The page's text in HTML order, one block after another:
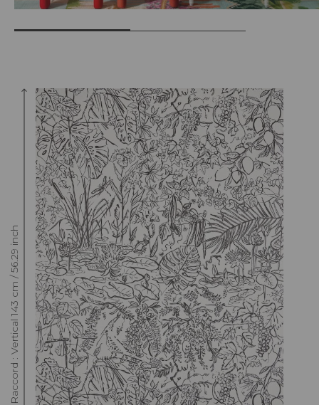
Raccord : Vertical 143 cm / 56.29 inch